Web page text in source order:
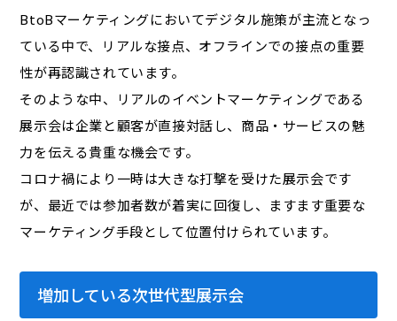
BtoBマーケティングにおいてデジタル施策が主流となっ
ている中で、リアルな接点、オフラインでの接点の重要
性が再認識されています。
そのような中、リアルのイベントマーケティングである
展示会は企業と顧客が直接対話し、商品・サービスの魅
力を伝える貴重な機会です。
コロナ禍により一時は大きな打撃を受けた展示会です
が、最近では参加者数が着実に回復し、ますます重要な
マーケティング手段として位置付けられています。
増加している次世代型展示会